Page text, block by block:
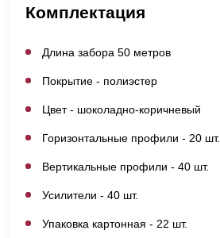
Комплектация
Длина забора 50 метров
Покрытие - полиэстер
Цвет - шоколадно-коричневый
Горизонтальные профили - 20 шт.
Вертикальные профили - 40 шт.
Усилители - 40 шт.
Упаковка картонная - 22 шт.